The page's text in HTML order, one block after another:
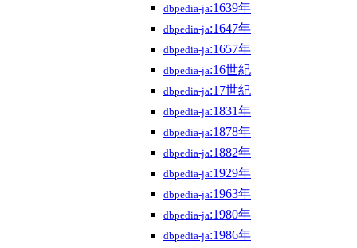
dbpedia-ja:1639年
dbpedia-ja:1647年
dbpedia-ja:1657年
dbpedia-ja:16世紀
dbpedia-ja:17世紀
dbpedia-ja:1831年
dbpedia-ja:1878年
dbpedia-ja:1882年
dbpedia-ja:1929年
dbpedia-ja:1963年
dbpedia-ja:1980年
dbpedia-ja:1986年